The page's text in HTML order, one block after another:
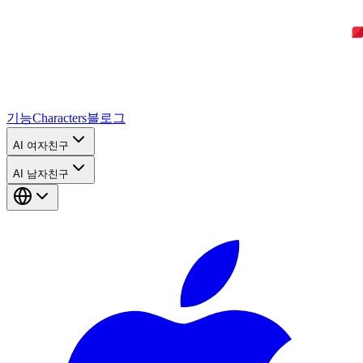
기능Characters블로그
AI 여자친구
AI 남자친구